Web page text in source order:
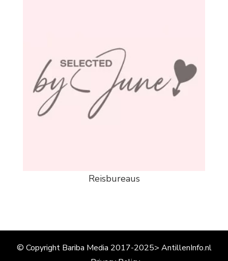
Reisbureaus
© Copyright Bariba Media 2017-2025> AntillenInfo.nl